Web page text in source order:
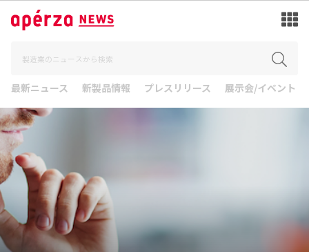
最新ニュース 新製品情報 プレスリリース 展示会/イベント